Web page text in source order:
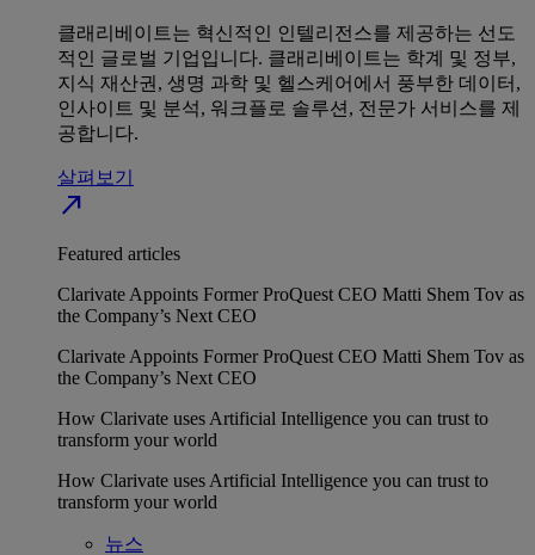
클래리베이트는 혁신적인 인텔리전스를 제공하는 선도
적인 글로벌 기업입니다. 클래리베이트는 학계 및 정부,
지식 재산권, 생명 과학 및 헬스케어에서 풍부한 데이터,
인사이트 및 분석, 워크플로 솔루션, 전문가 서비스를 제
공합니다.
살펴보기
north_east
Featured articles
Clarivate Appoints Former ProQuest CEO Matti Shem Tov as
the Company’s Next CEO
Clarivate Appoints Former ProQuest CEO Matti Shem Tov as
the Company’s Next CEO
How Clarivate uses Artificial Intelligence you can trust to
transform your world
How Clarivate uses Artificial Intelligence you can trust to
transform your world
뉴스